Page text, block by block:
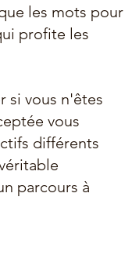
les mots pour
profite les
si vous n'êtes
vous
différents
parcours à